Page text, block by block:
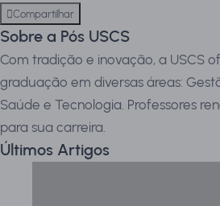
Compartilhar
Sobre a Pós USCS
Com tradição e inovação, a USCS
graduação em diversas áreas:
Saúde e Tecnologia. Professores
para sua carreira.
Últimos Artigos